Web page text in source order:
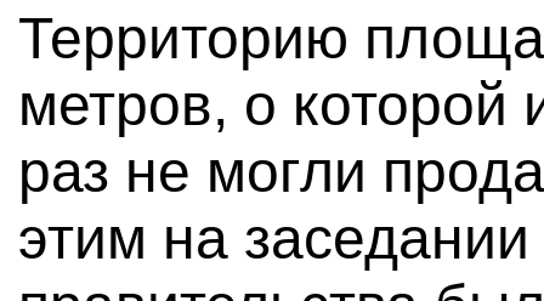
Территорию
метров, о которой
раз не могли
этим на заседании